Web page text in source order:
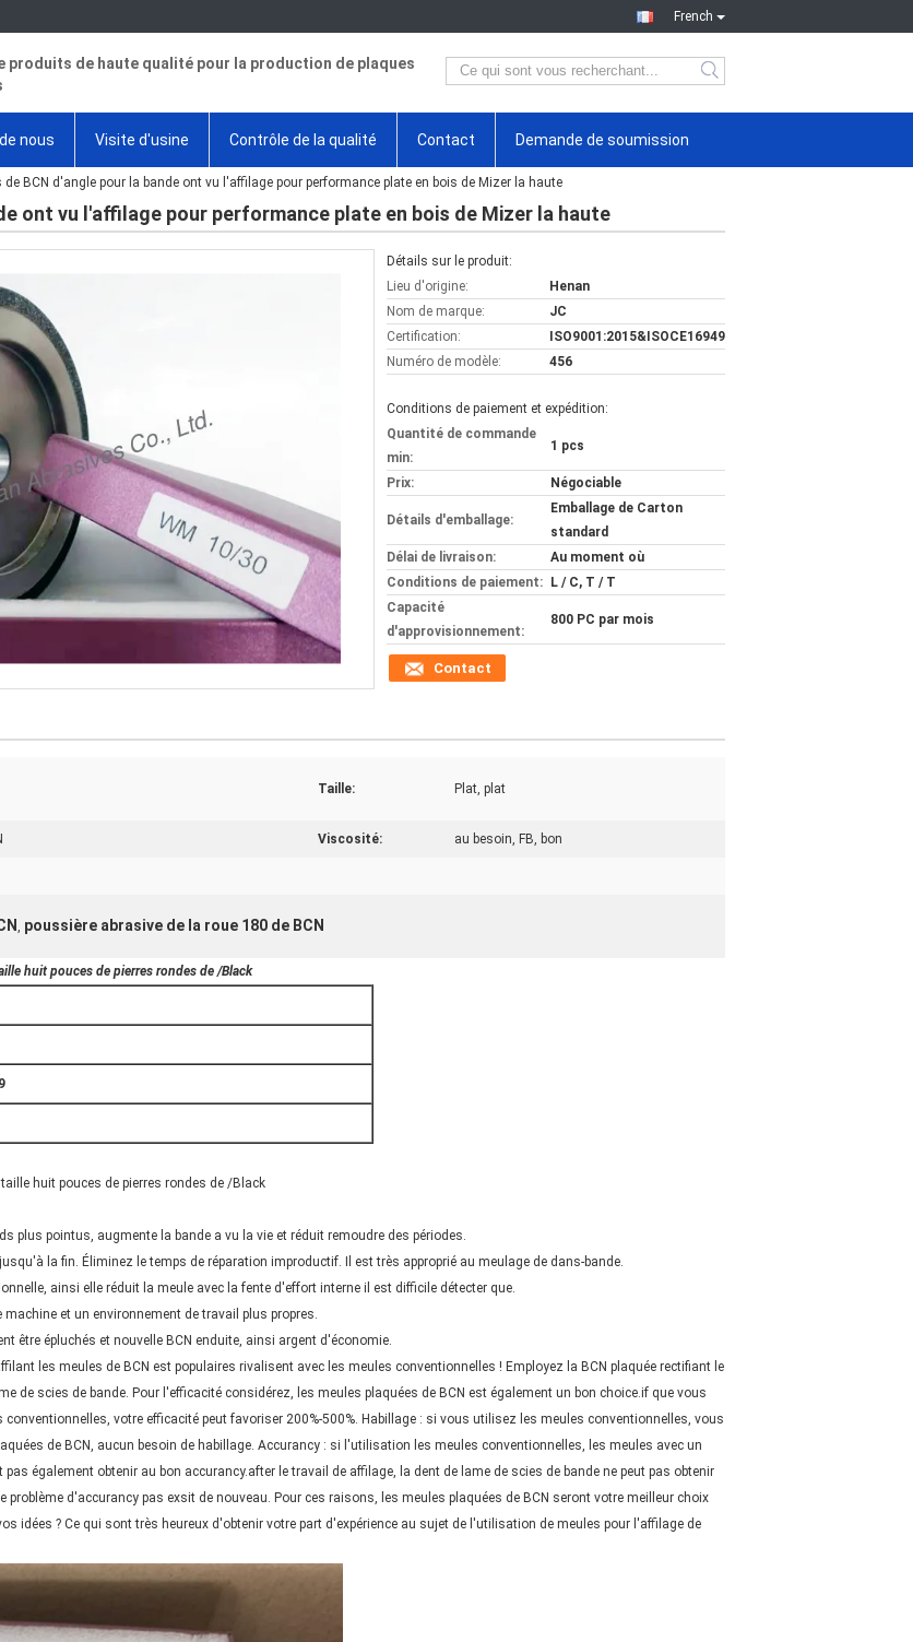
French
produits de haute qualité pour la production de plaques
nous Visite d'usine Contrôle de la qualité Contact Demande de soumission
de BCN d'angle pour la bande ont vu l'affilage pour performance plate en bois de Mizer la haute
ont vu l'affilage pour performance plate en bois de Mizer la haute
Détails sur le produit:
Lieu d'origine:
Henan
Nom de marque:
JC
Certification:
ISO9001:2015&ISOCE16949
Numéro de modèle:
456
Conditions de paiement et expédition:
Quantité de commande
min:
1 pcs
Prix: Négociable
Détails d'emballage:
Emballage de Carton
standard
Délai de livraison:
Au moment où
Conditions de paiement:
L / C, T / T
Capacité
d'approvisionnement:
800 PC par mois
Contact
Taille: Plat, plat
Viscosité: au besoin, FB, bon
, poussière abrasive de la roue 180 de BCN
huit pouces de pierres rondes de /Black
huit pouces de pierres rondes de /Black
plus pointus, augmente la bande a vu la vie et réduit remoudre des périodes.
la fin. Éliminez le temps de réparation improductif. Il est très approprié au meulage de dans-bande.
ainsi elle réduit la meule avec la fente d'effort interne il est difficile détecter que.
et un environnement de travail plus propres.
être épluchés et nouvelle BCN enduite, ainsi argent d'économie.
les meules de BCN est populaires rivalisent avec les meules conventionnelles ! Employez la BCN plaquée rectifiant le
de scies de bande. Pour l'efficacité considérez, les meules plaquées de BCN est également un bon choice.if que vous
votre efficacité peut favoriser 200%-500%. Habillage : si vous utilisez les meules conventionnelles, vous
de BCN, aucun besoin de habillage. Accurancy : si l'utilisation les meules conventionnelles, les meules avec un
également obtenir au bon accurancy.after le travail de affilage, la dent de lame de scies de bande ne peut pas obtenir
problème d'accurancy pas exsit de nouveau. Pour ces raisons, les meules plaquées de BCN seront votre meilleur choix
idées ? Ce qui sont très heureux d'obtenir votre part d'expérience au sujet de l'utilisation de meules pour l'affilage de